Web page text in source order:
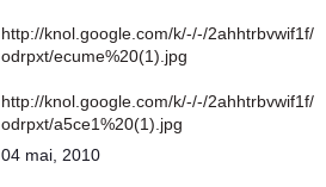
http://knol.google.com/k/-/-/2ahhtrbvwif1f/
odrpxt/ecume%20(1).jpg
http://knol.google.com/k/-/-/2ahhtrbvwif1f/
odrpxt/a5ce1%20(1).jpg
04 mai, 2010